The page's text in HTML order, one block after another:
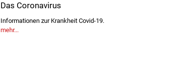
Das Coronavirus
Informationen zur Krankheit Covid-19.
mehr...